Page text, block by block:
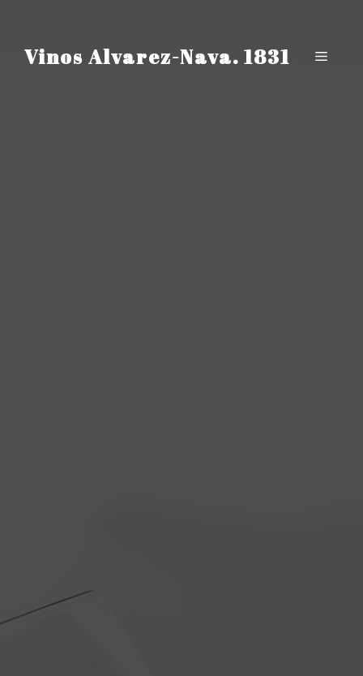
Vinos Alvarez-Nava. 1831 Menú